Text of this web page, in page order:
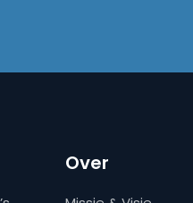
Over